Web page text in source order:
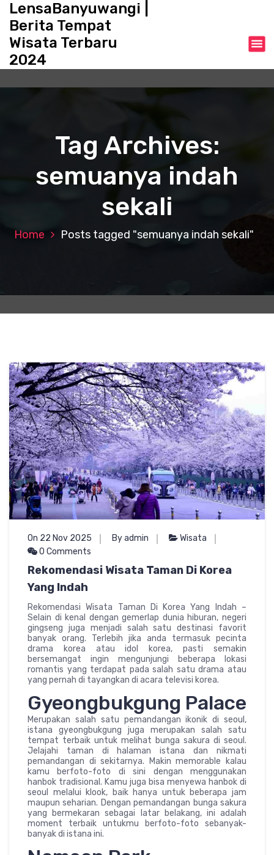
c
LensaBanyuwangi |
Berita Tempat
Wisata Terbaru
2024
Tag Archives:
semuanya indah
sekali
Home Posts tagged "semuanya indah sekali"
On 22 Nov 2025 By admin
Wisata
0 Comments
Rekomendasi Wisata Taman Di Korea
Yang Indah
Rekomendasi Wisata Taman Di Korea Yang Indah –
Selain di kenal dengan gemerlap dunia hiburan, negeri
gingseng juga menjadi salah satu destinasi favorit
banyak orang. Terlebih jika anda termasuk pecinta
drama korea atau idol korea, pasti semakin
bersemangat ingin mengunjungi beberapa lokasi
romantis yang terdapat pada salah satu drama atau
yang pernah di tayangkan di acara televisi korea.
Gyeongbukgung Palace
Merupakan salah satu pemandangan ikonik di seoul,
istana gyeongbukgung juga merupakan salah satu
tempat terbaik untuk melihat bunga sakura di seoul.
Jelajahi taman di halaman istana dan nikmati
pemandangan di sekitarnya. Makin memorable kalau
kamu berfoto-foto di sini dengan menggunakan
hanbok tradisional. Kamu juga bisa menyewa hanbok di
seoul melalui klook, baik hanya untuk beberapa jam
maupun seharian. Dengan pemandangan bunga sakura
yang bermekaran sebagai latar belakang, ini adalah
moment terbaik untukmu berfoto-foto sebanyak-
banyak di istana ini.